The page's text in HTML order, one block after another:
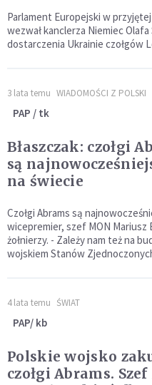
Parlament Europejski w
wezwał kanclerza Niemiec
dostarczenia Ukrainie czołgów
3 lata temu WIADOMOŚCI Z POLSKI
PAP / tk
Błaszczak: czołgi
są
na świecie
Czołgi Abrams są
wicepremier, szef MON Mariusz
żołnierzy. - Zależy nam też na
wojskiem Stanów
4 lata temu ŚWIAT
PAP/ kb
Polskie wojsko
czołgi Abrams. Szef